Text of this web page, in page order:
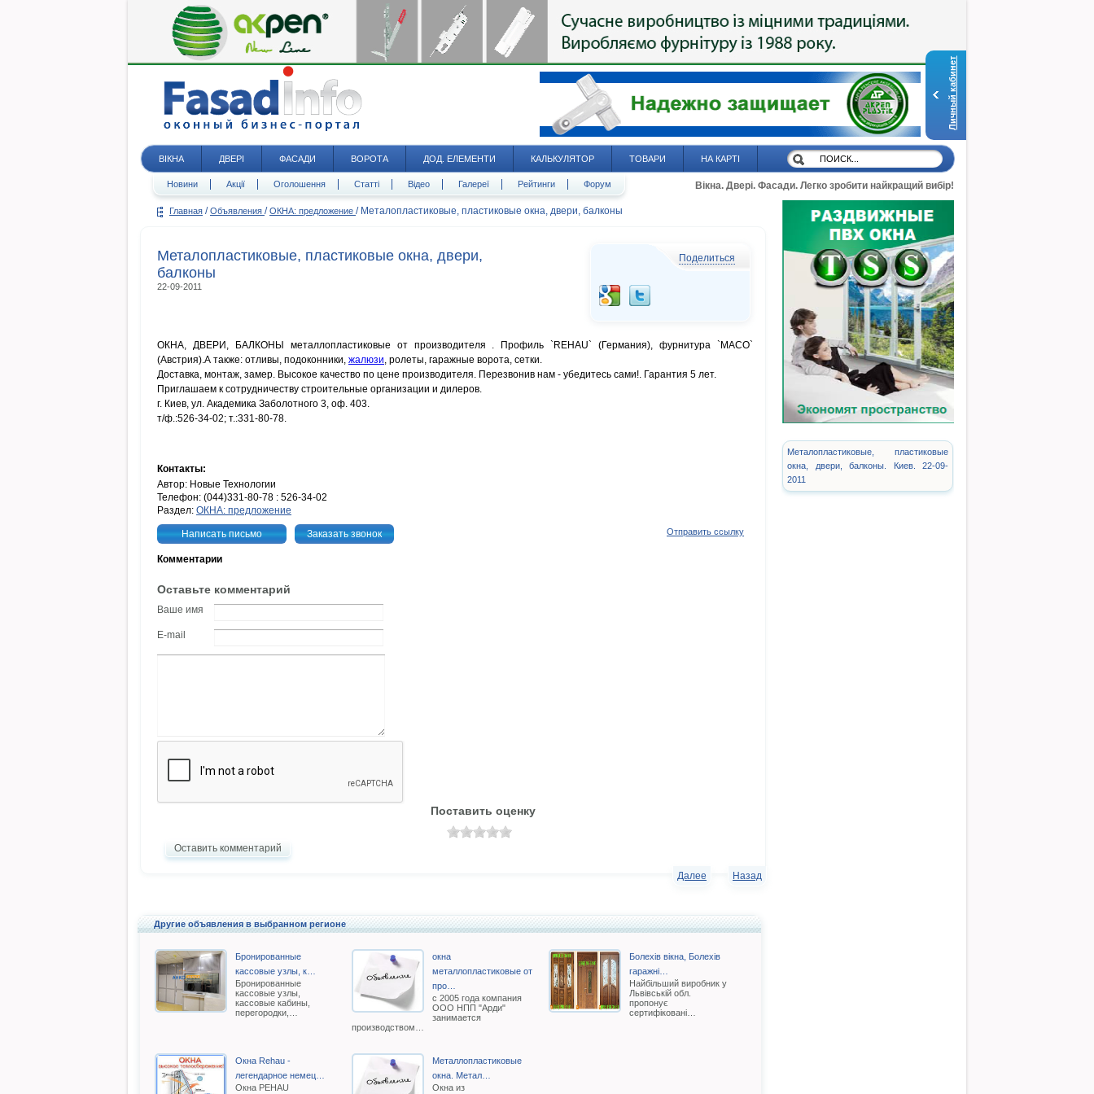
Личный кабинет
ВІКНА ДВЕРІ ФАСАДИ ВОРОТА ДОД. ЕЛЕМЕНТИ КАЛЬКУЛЯТОР ТОВАРИ НА КАРТІ
Новини Акції Оголошення Статті Відео Галереї Рейтинги Форум Вікна. Двері. Фасади. Легко зробити найкращий вибір!
Главная / Объявления / ОКНА: предложение / Металопластиковые, пластиковые окна, двери, балконы
Металопластиковые, пластиковые окна, двери,
балконы
22-09-2011
Поделиться
ОКНА, ДВЕРИ, БАЛКОНЫ металлопластиковые от производителя . Профиль `REHAU` (Германия), фурнитура `MACO`
(Австрия).А также: отливы, подоконники, жалюзи, ролеты, гаражные ворота, сетки.
Доставка, монтаж, замер. Высокое качество по цене производителя. Перезвонив нам - убедитесь сами!. Гарантия 5 лет.
Приглашаем к сотрудничеству строительные организации и дилеров.
г. Киев, ул. Академика Заболотного 3, оф. 403.
т/ф.:526-34-02; т.:331-80-78.
Контакты:
Автор: Новые Технологии
Телефон: (044)331-80-78 : 526-34-02
Раздел: ОКНА: предложение
Написать письмо Заказать звонок Отправить ссылку
Комментарии
Оставьте комментарий
Ваше имя
E-mail
Поставить оценку
Оставить комментарий
Назад
Далее
Другие объявления в выбранном регионе
Бронированные
кассовые узлы, к…
Бронированные
кассовые узлы,
кассовые кабины,
перегородки,…
окна
металлопластиковые от
про…
с 2005 года компания
ООО НПП "Арди"
занимается
производством…
Болехів вікна, Болехів
гаражні…
Найбільший виробник у
Львівській обл.
пропонує
сертифіковані…
Окна Rehau -
легендарное немец…
Oкна РEHAU
Металлопластиковые
окна. Метал…
Окна из
Металопластиковые, пластиковые
окна, двери, балконы. Киев. 22-09-
2011